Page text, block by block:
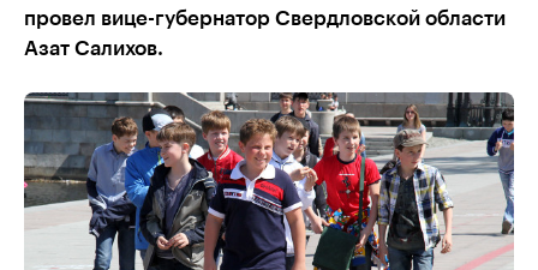
провел вице-губернатор Свердловской области
Азат Салихов.